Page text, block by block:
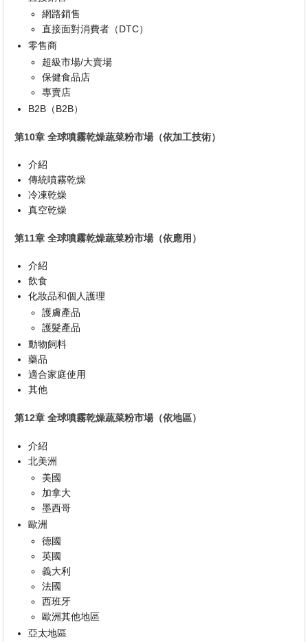
網路銷售
直接面對消費者（DTC）
零售商
超級市場/大賣場
保健食品店
專賣店
B2B（B2B）
第10章 全球噴霧乾燥蔬菜粉市場（依加工技術）
介紹
傳統噴霧乾燥
冷凍乾燥
真空乾燥
第11章 全球噴霧乾燥蔬菜粉市場（依應用）
介紹
飲食
化妝品和個人護理
護膚產品
護髮產品
動物飼料
藥品
適合家庭使用
其他
第12章 全球噴霧乾燥蔬菜粉市場（依地區）
介紹
北美洲
美國
加拿大
墨西哥
歐洲
德國
英國
義大利
法國
西班牙
歐洲其他地區
亞太地區